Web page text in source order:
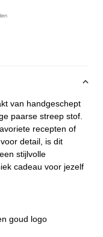
van handgeschept
paarse streep stof.
recepten of
detail, is dit
stijlvolle
cadeau voor jezelf
goud logo